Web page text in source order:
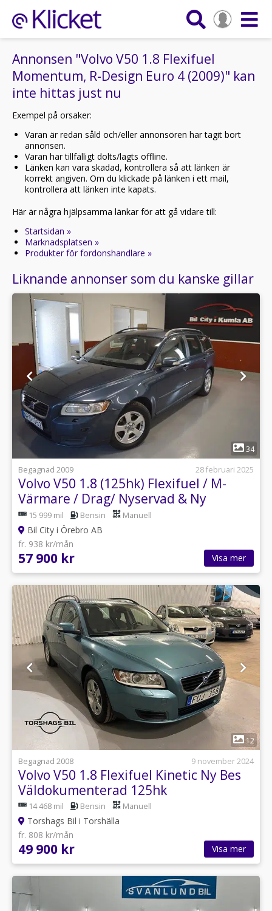
Annonsen "Volvo V50 1.8 Flexifuel
Momentum, R-Design Euro 4 (2009)" kan
inte hittas just nu
Exempel på orsaker:
Varan är redan såld och/eller annonsören har tagit bort
annonsen.
Varan har tillfälligt dolts/lagts offline.
Länken kan vara skadad, kontrollera så att länken är
korrekt angiven. Om du klickade på länken i ett mail,
kontrollera att länken inte kapats.
Här är några hjälpsamma länkar för att gå vidare till:
Startsidan »
Marknadsplatsen »
Produkter för fordonshandlare »
Liknande annonser som du kanske gillar
1
34
Begagnad 2009
28 februari 2025
Volvo V50 1.8 (125hk) Flexifuel / M-
Värmare / Drag/ Nyservad & Ny
Besiktad
15 999 mil Bensin Manuell
Bil City i Örebro AB
fr. 938 kr/mån
57 900 kr Visa mer
1
12
Begagnad 2008
9 november 2024
Volvo V50 1.8 Flexifuel Kinetic Ny Bes
Väldokumenterad 125hk
14 468 mil Bensin Manuell
Torshags Bil i Torshälla
fr. 808 kr/mån
49 900 kr Visa mer